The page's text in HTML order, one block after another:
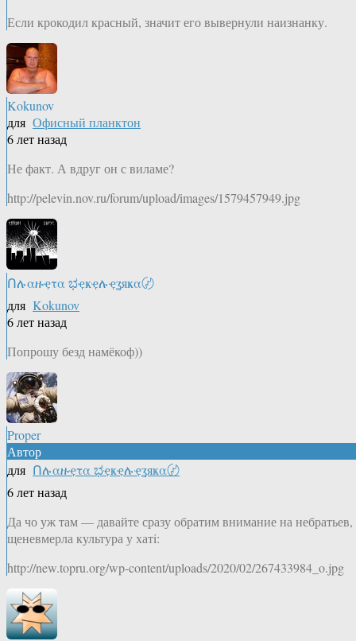
Если крокодил красный, значит его вывернули наизнанку.
Kokunov
для Офисный планктон
6 лет назад
Не факт. А вдруг он с виламе?
http://pelevin.nov.ru/forum/upload/images/1579457949.jpg
Ոሉαዙҿτα ಭҿҝҿሉҿʓяҝα〄
для Kokunov
6 лет назад
Попрошу безд намёкоф))
Proper
Автор
для Ոሉαዙҿτα ಭҿҝҿሉҿʓяҝα〄
6 лет назад
Да чо уж там — давайте сразу обратим внимание на небратьев,
щеневмерла культура у хатi:
http://new.topru.org/wp-content/uploads/2020/02/267433984_o.jpg